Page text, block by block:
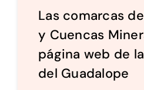
Las comarcas
y Cuencas
página web de
del Guadalope